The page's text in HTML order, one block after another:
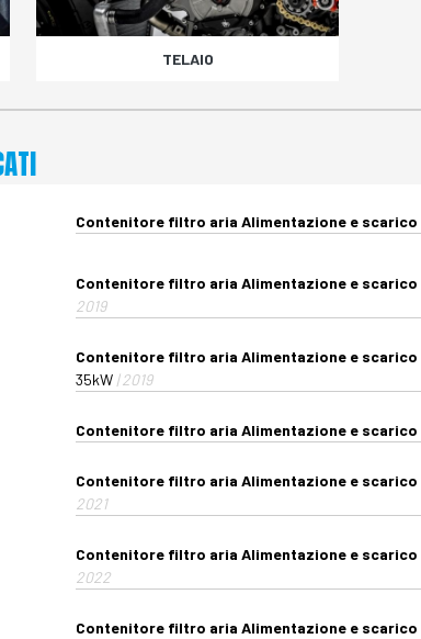
TELAIO
Contenitore filtro aria Alimentazione e scarico
Contenitore filtro aria Alimentazione e scarico
2019
Contenitore filtro aria Alimentazione e scarico
35kW | 2019
Contenitore filtro aria Alimentazione e scarico
Contenitore filtro aria Alimentazione e scarico
2021
Contenitore filtro aria Alimentazione e scarico
2022
Contenitore filtro aria Alimentazione e scarico